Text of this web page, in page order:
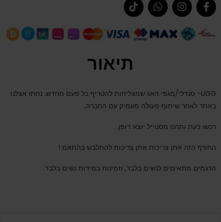
תיאור
UGG- סנדלי/מגפי האג שמצליחות להטריף כל פעם מחדש. נחתו אצלנו
באתר לאחר שיתוף פעולה מעמיק עם החברה.
רכשו כעת ותהנו מסטייל יוצא דופן.
החורף הזה אתן צריכות אתן צריכות להתלבש בהתאם !
הדגמים מתאימים לנשים בלבד, וזמינות במידות נשים בלבד.